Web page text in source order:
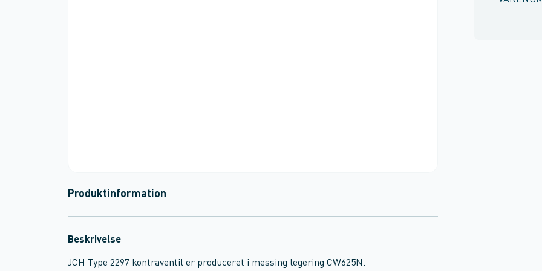
Produktinformation
Beskrivelse
JCH Type 2297 kontraventil er produceret i messing legering CW625N.